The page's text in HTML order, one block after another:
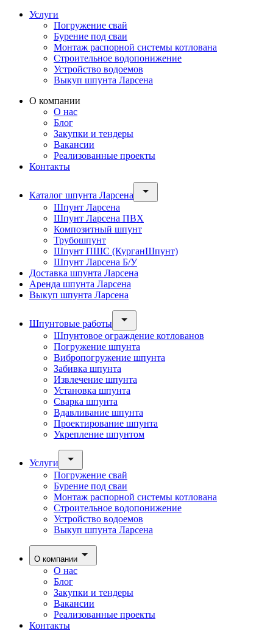
Услуги
Погружение свай
Бурение под сваи
Монтаж распорной системы котлована
Строительное водопонижение
Устройство водоемов
Выкуп шпунта Ларсена
О компании
О нас
Блог
Закупки и тендеры
Вакансии
Реализованные проекты
Контакты
Каталог шпунта Ларсена
Шпунт Ларсена
Шпунт Ларсена ПВХ
Композитный шпунт
Трубошпунт
Шпунт ПШС (КурганШпунт)
Шпунт Ларсена Б/У
Доставка шпунта Ларсена
Аренда шпунта Ларсена
Выкуп шпунта Ларсена
Шпунтовые работы
Шпунтовое ограждение котлованов
Погружение шпунта
Вибропогружение шпунта
Забивка шпунта
Извлечение шпунта
Установка шпунта
Сварка шпунта
Вдавливание шпунта
Проектирование шпунта
Укрепление шпунтом
Услуги
Погружение свай
Бурение под сваи
Монтаж распорной системы котлована
Строительное водопонижение
Устройство водоемов
Выкуп шпунта Ларсена
О компании
О нас
Блог
Закупки и тендеры
Вакансии
Реализованные проекты
Контакты